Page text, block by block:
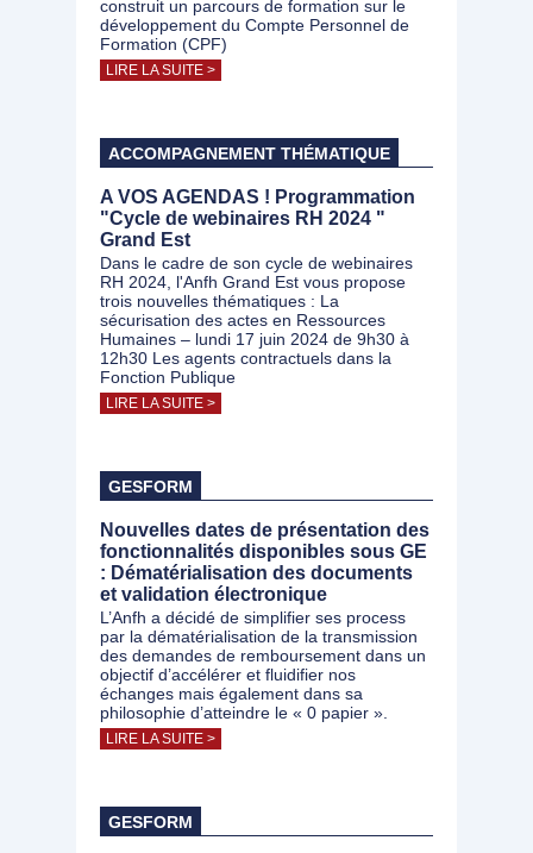
construit un parcours de formation sur le
développement du Compte Personnel de
Formation (CPF)
LIRE LA SUITE >
ACCOMPAGNEMENT THÉMATIQUE
A VOS AGENDAS ! Programmation
"Cycle de webinaires RH 2024 "
Grand Est
Dans le cadre de son cycle de webinaires
RH 2024, l'Anfh Grand Est vous propose
trois nouvelles thématiques : La
sécurisation des actes en Ressources
Humaines – lundi 17 juin 2024 de 9h30 à
12h30 Les agents contractuels dans la
Fonction Publique
LIRE LA SUITE >
GESFORM
Nouvelles dates de présentation des
fonctionnalités disponibles sous GE
: Dématérialisation des documents
et validation électronique
L’Anfh a décidé de simplifier ses process
par la dématérialisation de la transmission
des demandes de remboursement dans un
objectif d’accélérer et fluidifier nos
échanges mais également dans sa
philosophie d’atteindre le « 0 papier ».
LIRE LA SUITE >
GESFORM